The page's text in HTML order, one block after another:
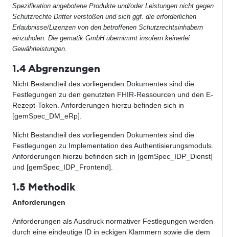
Spezifikation angebotene Produkte und/oder Leistungen nicht gegen
Schutzrechte Dritter verstoßen und sich ggf. die erforderlichen
Erlaubnisse/Lizenzen von den betroffenen Schutzrechtsinhabern
einzuholen. Die gematik GmbH übernimmt insofern keinerlei
Gewährleistungen.
1.4 Abgrenzungen
Nicht Bestandteil des vorliegenden Dokumentes sind die
Festlegungen zu den genutzten FHIR-Ressourcen und den E-
Rezept-Token. Anforderungen hierzu befinden sich in
[gemSpec_DM_eRp].
Nicht Bestandteil des vorliegenden Dokumentes sind die
Festlegungen zu Implementation des Authentisierungsmoduls.
Anforderungen hierzu befinden sich in [gemSpec_IDP_Dienst]
und [gemSpec_IDP_Frontend].
1.5 Methodik
Anforderungen
Anforderungen als Ausdruck normativer Festlegungen werden
durch eine eindeutige ID in eckigen Klammern sowie die dem